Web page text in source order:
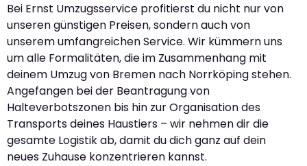
Bei Ernst Umzugsservice profitierst du nicht nur von
unseren günstigen Preisen, sondern auch von
unserem umfangreichen Service. Wir kümmern uns
um alle Formalitäten, die im Zusammenhang mit
deinem Umzug von Bremen nach Norrköping stehen.
Angefangen bei der Beantragung von
Halteverbotszonen bis hin zur Organisation des
Transports deines Haustiers – wir nehmen dir die
gesamte Logistik ab, damit du dich ganz auf dein
neues Zuhause konzentrieren kannst.